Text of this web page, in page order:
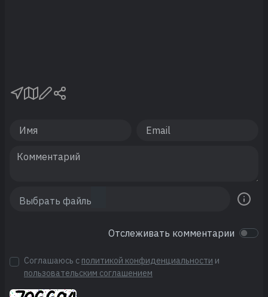
Отслеживать комментарии
Соглашаюсь с политикой конфиденциальности и
пользовательским соглашением